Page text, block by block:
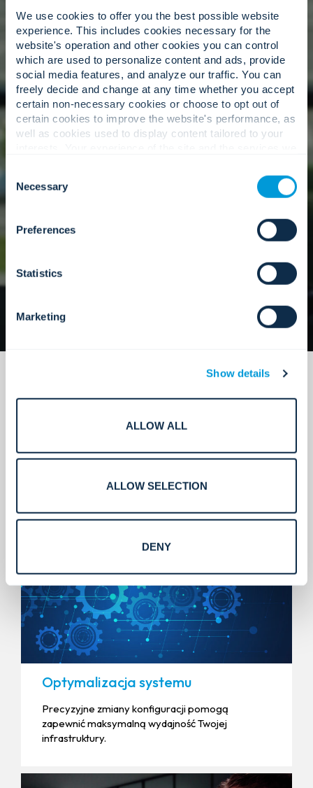
We use cookies to offer you the best possible website
experience. This includes cookies necessary for the
website's operation and other cookies you can control
which are used to personalize content and ads, provide
social media features, and analyze our traffic. You can
freely decide and change at any time whether you accept
certain non-necessary cookies or choose to opt out of
certain cookies to improve the website's performance, as
well as cookies used to display content tailored to your
cookies. Click "Show details" below for more information
about who we share your information with.
Selection
Necessary
Preferences
Statistics
Marketing
Show details
ALLOW ALL
ALLOW SELECTION
DENY
Specjalistyczna wiedza.
Globalna sieć ekspertów merytorycznych, którzy
rozumieją niuanse Twojego wyjątkowego
otoczenia.
Nasze podejście
Usługi skalowalne.
Optymalizacja systemu
Precyzyjne zmiany konfiguracji pomogą
zapewnić maksymalną wydajność Twojej
infrastruktury.